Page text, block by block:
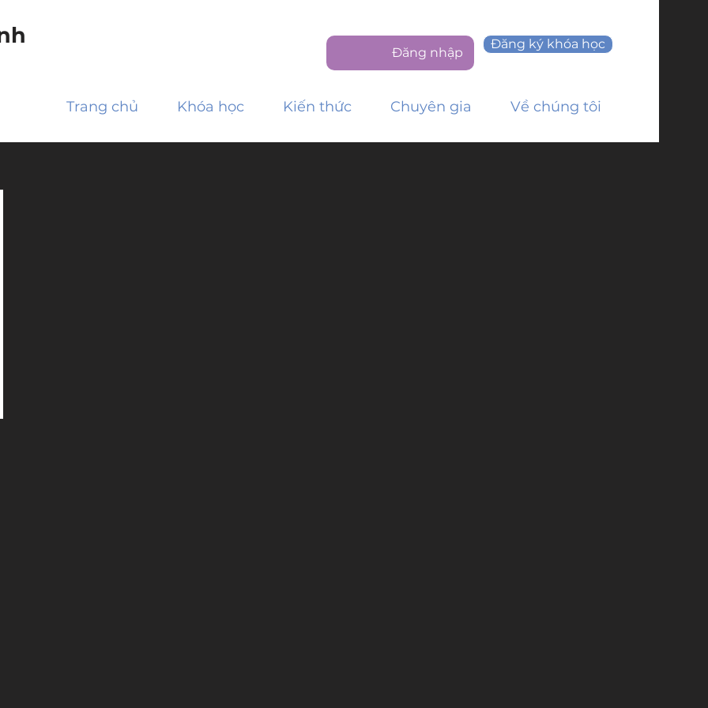
Đăng nhập
Đăng ký khóa học
Trang chủ Khóa học Kiến thức Chuyên gia Về chúng tôi